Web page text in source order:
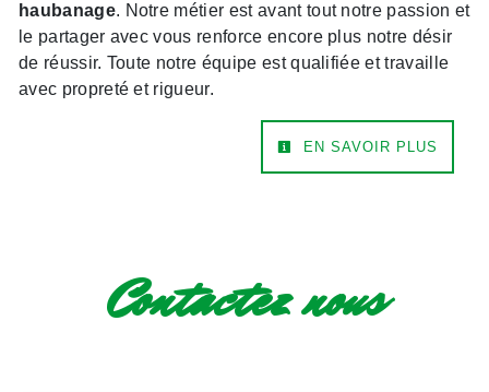
haubanage. Notre métier est avant tout notre passion et
le partager avec vous renforce encore plus notre désir
de réussir. Toute notre équipe est qualifiée et travaille
avec propreté et rigueur.
EN SAVOIR PLUS
Contactez nous